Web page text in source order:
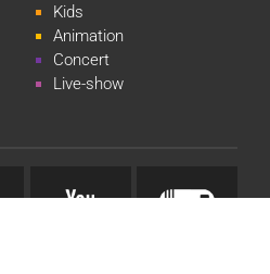
Kids
Animation
Concert
Live-show